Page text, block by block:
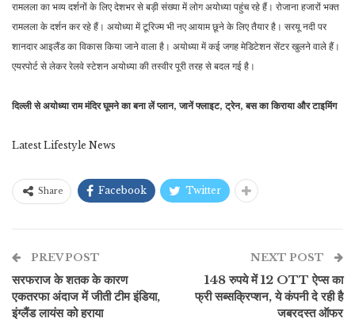
रामलला का भव्य दर्शनों के लिए देशभर से बड़ी संख्या में लोग अयोध्या पहुंच रहे हैं। रोजाना हजारों भक्त
रामलला के दर्शन कर रहे हैं। अयोध्या में टूरिज्म भी नए आयाम छूने के लिए तैयार है। सरयू नदी पर
शानदार आइलैंड का विकास किया जाने वाला है। अयोध्या में कई जगह मेडिटेशन सेंटर खुलने वाले हैं।
एयरपोर्ट से लेकर रेलवे स्टेशन अयोध्या की तस्वीर पूरी तरह से बदल गई है।
दिल्ली से अयोध्या राम मंदिर घूमने का बना लें प्लान, जानें फ्लाइट, ट्रेन, बस का किराया और टाइमिंग
Latest Lifestyle News
Share Facebook Twitter
PREV POST
सरफराज के शतक के कारण
एकतरफा अंदाज में जीती टीम इंडिया,
इंग्लैंड लायंस को हराया
NEXT POST
148 रुपये में 12 OTT ऐप्स का
फ्री सब्सक्रिप्शन, ये कंपनी दे रही है
जबरदस्त ऑफर